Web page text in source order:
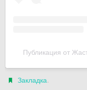
Публикация от
Закладка.